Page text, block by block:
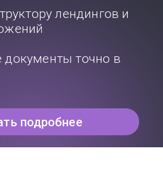
лендингов и
точно в
подробнее